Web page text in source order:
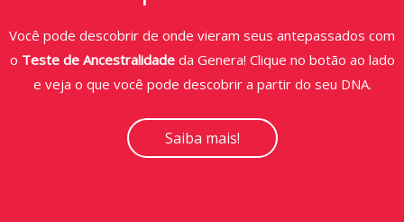
Você pode descobrir de onde vieram seus antepassados com
o Teste de Ancestralidadeda Genera! Clique no botão ao lado
e veja o que você pode descobrir a partir do seu DNA.
Saiba mais!